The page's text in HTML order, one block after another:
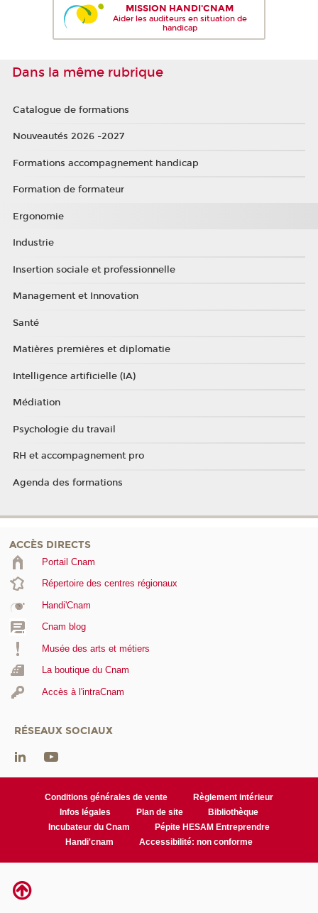
MISSION HANDI'CNAM
Aider les auditeurs en situation de
handicap
Dans la même rubrique
Catalogue de formations
Nouveautés 2026 -2027
Formations accompagnement handicap
Formation de formateur
Ergonomie
Industrie
Insertion sociale et professionnelle
Management et Innovation
Santé
Matières premières et diplomatie
Intelligence artificielle (IA)
Médiation
Psychologie du travail
RH et accompagnement pro
Agenda des formations
ACCÈS DIRECTS
Portail Cnam
Répertoire des centres régionaux
Handi'Cnam
Cnam blog
Musée des arts et métiers
La boutique du Cnam
Accès à l'intraCnam
RÉSEAUX SOCIAUX
Conditions générales de vente
Règlement intérieur
Infos légales
Plan de site
Bibliothèque
Incubateur du Cnam
Pépite HESAM Entreprendre
Handi'cnam
Accessibilité: non conforme